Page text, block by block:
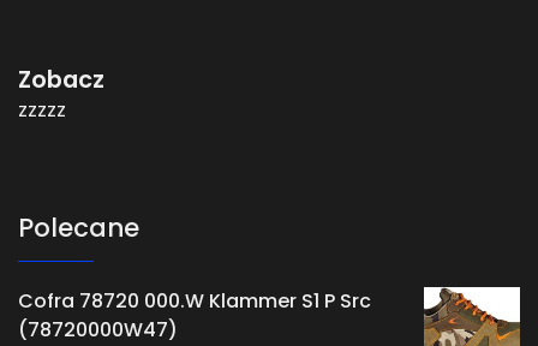
Zobacz
zzzzz
Polecane
Cofra 78720 000.W Klammer S1 P Src
(78720000W47)